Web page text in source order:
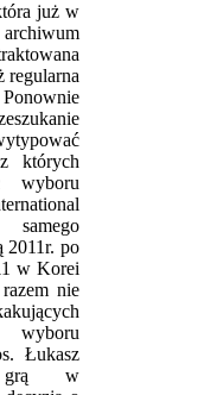
już w
regularna
których
wyboru
2011r. po
w Korei
nie
wyboru
Łukasz
grą w